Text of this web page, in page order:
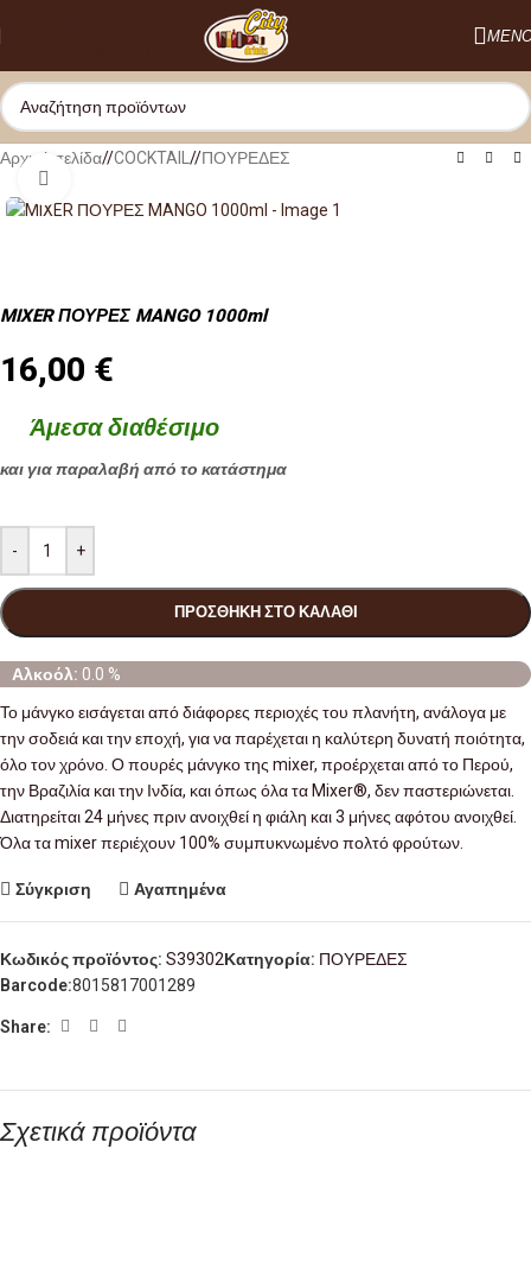
Αρχική σελίδα/ COCKTAIL / ΠΟΥΡΕΔΕΣ
MIXER ΠΟΥΡΕΣ MANGO 1000ml
16,00 €
Άμεσα διαθέσιμο
και για παραλαβή από το κατάστημα
- +
ΠΡΟΣΘΉΚΗ ΣΤΟ ΚΑΛΆΘΙ
Αλκοόλ: 0.0 %
Το μάνγκο εισάγεται από διάφορες περιοχές του πλανήτη, ανάλογα με
την σοδειά και την εποχή, για να παρέχεται η καλύτερη δυνατή ποιότητα,
όλο τον χρόνο. Ο πουρές μάνγκο της mixer, προέρχεται από το Περού,
την Βραζιλία και την Ινδία, και όπως όλα τα Mixer®, δεν παστεριώνεται.
Διατηρείται 24 μήνες πριν ανοιχθεί η φιάλη και 3 μήνες αφότου ανοιχθεί.
Όλα τα mixer περιέχουν 100% συμπυκνωμένο πολτό φρούτων.
Σύγκριση Αγαπημένα
Κωδικός προϊόντος: S39302Κατηγορία: ΠΟΥΡΕΔΕΣ
Barcode:8015817001289
Share:
Σχετικά προϊόντα